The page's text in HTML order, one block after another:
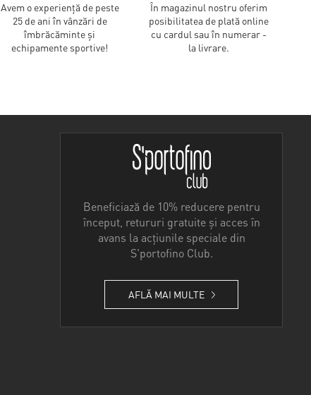
Avem o experiență de peste
25 de ani în vânzări de
îmbrăcăminte și
echipamente sportive!
În magazinul nostru oferim
posibilitatea de plată online
cu cardul sau în numerar -
la livrare.
Beneficiază de 10% reducere pentru
început, retururi gratuite și acces în
avans la acțiunile speciale din
S'portofino Club.
AFLĂ MAI MULTE